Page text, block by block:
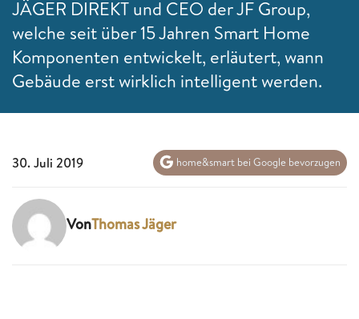
JÄGER DIREKT und CEO der JF Group,
welche seit über 15 Jahren Smart Home
Komponenten entwickelt, erläutert, wann
Gebäude erst wirklich intelligent werden.
30. Juli 2019 home&smart bei Google bevorzugen
VonThomas Jäger